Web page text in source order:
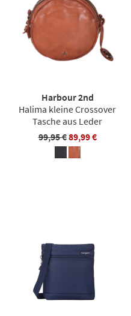
Harbour 2nd
Halima kleine Crossover
Tasche aus Leder
99,95 €89,99 €